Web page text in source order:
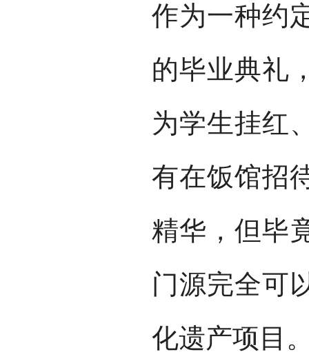
作为一种约
的毕业典礼
为学生挂红
有在饭馆招
精华，但毕
门源完全可
化遗产项目